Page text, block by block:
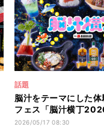
話題
脳汁をテーマにした
フェス「脳汁横丁
屋台＆出演者 第1弾を
2026/05/17 08:30